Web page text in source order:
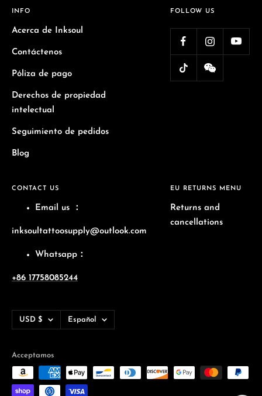
INFO
Acerca de Inksoul
Contáctenos
Póliza de pago
Derechos de propiedad
intelectual
Seguimiento de pedidos
Blog
FOLLOW US
CONTACT US
Email us ：
inksoultattoosupply@outlook.com
Whatsapp：
+86 17758085244
EU RETURNS MENU
Returns and
cancellations
Moneda
USD $ Idioma
Español
Acceptamos